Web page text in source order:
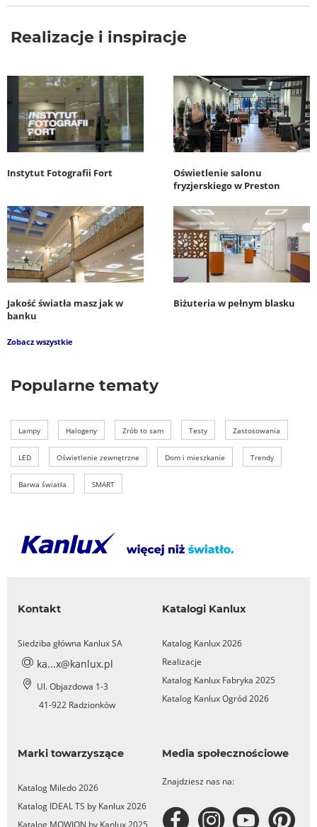
Popularne tematy
Lampy Halogeny Zrób to sam Testy Zastosowania
LED Oświetlenie zewnętrzne Dom i mieszkanie Trendy
Barwa światła SMART
Realizacje i inspiracje
Instytut Fotografii Fort
Oświetlenie salonu
fryzjerskiego w Preston
Jakość światła masz jak w
banku
Biżuteria w pełnym blasku
Zobacz wszystkie
Kontakt
Siedziba główna Kanlux SA
ka...x@kanlux.pl
Ul. Objazdowa 1-3
41-922 Radzionków
Katalogi Kanlux
Katalog Kanlux 2026
Realizacje
Katalog Kanlux Fabryka 2025
Katalog Kanlux Ogród 2026
Marki towarzyszące
Katalog Miledo 2026
Katalog IDEAL TS by Kanlux 2026
Katalog MOWION by Kanlux 2025
Media społecznościowe
Znajdziesz nas na: